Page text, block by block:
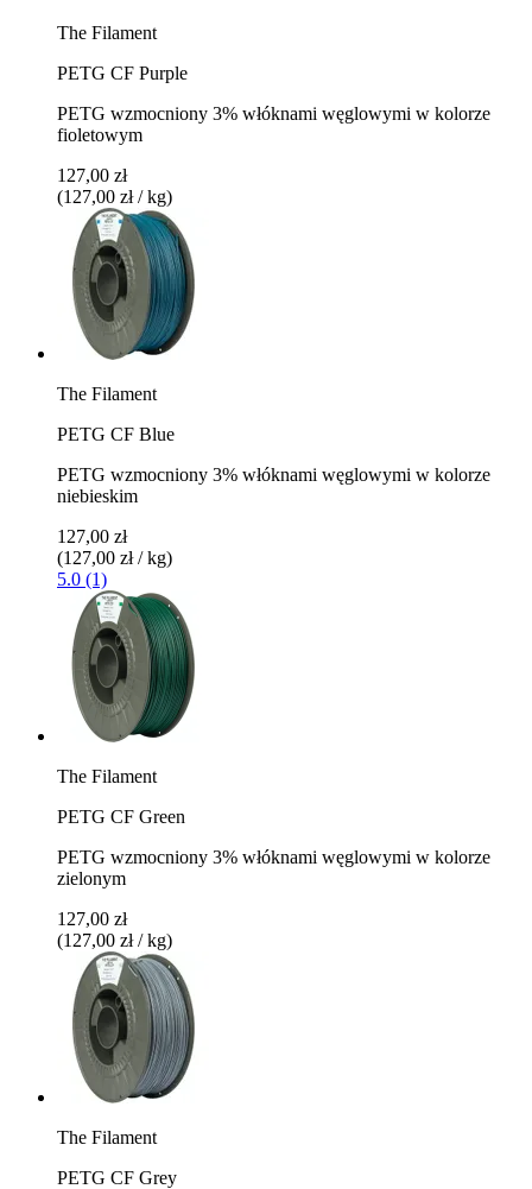
The Filament
PETG CF Purple
PETG wzmocniony 3% włóknami węglowymi w kolorze
fioletowym
127,00 zł
(127,00 zł / kg)
The Filament
PETG CF Blue
PETG wzmocniony 3% włóknami węglowymi w kolorze
niebieskim
127,00 zł
(127,00 zł / kg)
5.0 (1)
The Filament
PETG CF Green
PETG wzmocniony 3% włóknami węglowymi w kolorze
zielonym
127,00 zł
(127,00 zł / kg)
The Filament
PETG CF Grey